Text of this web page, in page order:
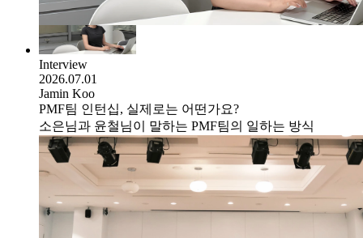
Interview
2026.07.01
Jamin Koo
PMF팀 인턴십, 실제로는 어떤가요?
소은님과 윤철님이 말하는 PMF팀의 일하는 방식